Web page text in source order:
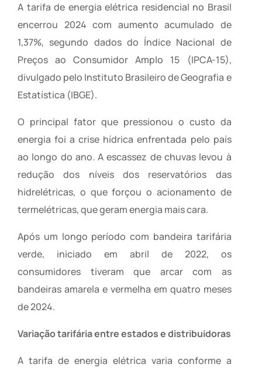
A tarifa de energia elétrica residencial no Brasil
encerrou 2024 com aumento acumulado de
1,37%, segundo dados do Índice Nacional de
Preços ao Consumidor Amplo 15 (IPCA-15),
divulgado pelo Instituto Brasileiro de Geografia e
Estatística (IBGE).
O principal fator que pressionou o custo da
energia foi a crise hídrica enfrentada pelo país
ao longo do ano. A escassez de chuvas levou à
redução dos níveis dos reservatórios das
hidrelétricas, o que forçou o acionamento de
termelétricas, que geram energia mais cara.
Após um longo período com bandeira tarifária
verde, iniciado em abril de 2022, os
consumidores tiveram que arcar com as
bandeiras amarela e vermelha em quatro meses
de 2024.
Variação tarifária entre estados e distribuidoras
A tarifa de energia elétrica varia conforme a